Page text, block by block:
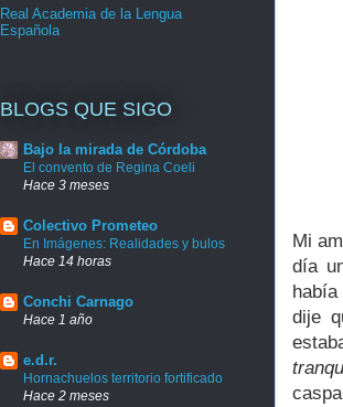
Mi
día
dije
Real Academia de la Lengua
Española
BLOGS QUE SIGO
Bajo la mirada de Córdoba
El convento de Regina Coeli
Hace 3 meses
Colectivo Prometeo
En Imágenes: Realidades y bulos
Hace 14 horas
Conchi Carnago
Hace 1 año
e.d.r.
Hornachuelos territorio fortificado
Hace 2 meses